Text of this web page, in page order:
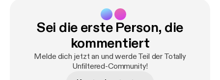
Sei die erste Person, die
kommentiert
Melde dich jetzt an und werde Teil der Totally
Unfiltered-Community!